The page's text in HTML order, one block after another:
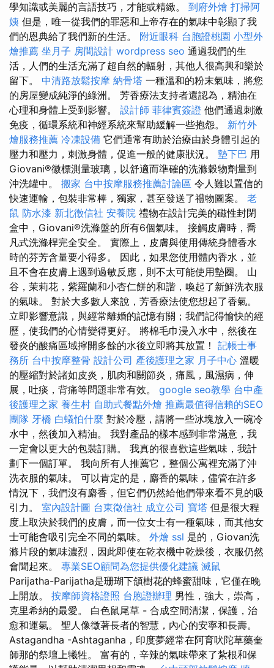
學知識或美麗的言語技巧，才能或精緻。 到府外燴 打掃阿
姨 但是，唯一從我們的罪惡和上帝存在的氣味中彰顯了我
們的恩典給了我們新的生活。 附近眼科 台胞證桃園 小型外
燴推薦 坐月子 房間設計 wordpress seo 通過我們的生
活，人們的生活充滿了超自然的輻射，其他人很高興和樂於
留下。 中清路放鬆按摩 納骨塔 一種溫和的粉末氣味，將您
的房屋變成純淨的綠洲。 芳香療法支持者還認為，精油在
心理和身體上受到影響。 設計師 菲律賓簽證 他們通過刺激
免疫，循環系統和神經系統來幫助緩解一些抱怨。 新竹外
燴服務推薦 冷凍設備 它們通常有助於治療由於身體引起的
壓力和壓力，刺激身體，促進一般的健康狀況。 墊下巴 用
Giovani®徽標測量玻璃，以舒適而準確的洗滌穀物劑量到
沖洗罐中。 搬家 台中按摩服務推薦討論區 令人難以置信的
快速運輸，包裝非常棒，獨家，甚至發送了禮物圖案。 老
鼠 防水漆 新北徵信社 安養院 禮物在設計完美的磁性封閉
盒中，Giovani®洗滌盤的所有6個氣味。 接觸皮膚時，喬
凡式洗滌桿完全安全。 實際上，皮膚與使用傳統身體香水
時的芬芳含量要小得多。 因此，如果您使用體內香水，並
且不會在皮膚上遇到過敏反應，則不太可能使用墊圈。 山
谷，茉莉花，紫羅蘭和小杏仁餅的和諧，喚起了新鮮洗衣服
的氣味。 對於大多數人來說，芳香療法使您想起了香氣。
立即影響意識，與經常離婚的記憶有關；我們記得愉快的經
歷，使我們的心情變得更好。 將棉毛巾浸入水中，然後在
發炎的酸痛區域擰開多餘​​的水後立即將其放置！ 記帳士事
務所 台中按摩整骨 設計公司 產後護理之家 月子中心 溫暖
的壓縮對於諸如皮炎，肌肉和關節炎，痛風，風濕病，伸
展，吐痰，背痛等問題非常有效。 google seo教學 台中產
後護理之家 養生村 自助式餐點外燴 推薦最值得信賴的SEO
團隊 牙橋 白蟻怕什麼 對於冷壓，請將一些冰塊放入一碗冷
水中，然後加入精油。 我對產品的樣本感到非常滿意，我
一定會以更大的包裝訂購。 我真的很喜歡這些氣味，我計
劃下一個訂單。 我向所有人推薦它，整個公寓裡充滿了沖
洗衣服的氣味。 可以肯定的是，麝香的氣味，儘管在許多
情況下，我們沒有麝香，但它們仍然給他們帶來看不見的吸
引力。 室內設計圖 台東徵信社 成立公司 寶塔 但是很大程
度上取決於我們的皮膚，而一位女士有一種氣味，而其他女
士可能會吸引完全不同的氣味。 外燴 ssl 是的，Giovan洗
滌片段的氣味濃烈，因此即使在乾衣機中乾燥後，衣服仍然
會聞起來。 專業SEO顧問為您提供優化建議 滅鼠
Parijatha-Parijatha是珊瑚下頜樹花的蜂蜜甜味，它僅在晚
上開放。 按摩師資格證照 台胞證辦理 男性，強大，崇高，
克里希納的最愛。 白色鼠尾草 - 合成空間清潔，保護，治
愈和運氣。 聖人像徵著長者的智慧，內心的安寧和長壽。
Astagandha -Ashtaganha，印度夢經常在阿育吠陀草藥奎
師那的祭壇上犧牲。 富有的，辛辣的氣味帶來了紮根和保